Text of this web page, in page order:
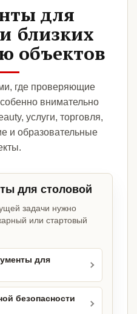
для
близких
объектов
где проверяющие
внимательно
услуги, торговля,
и образовательные
для столовой
задачи нужно
или стартовый
для
безопасности